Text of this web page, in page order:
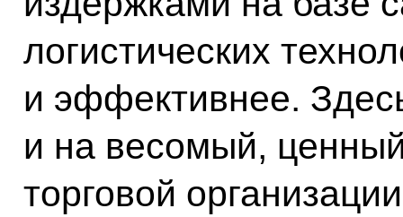
логистических
и эффективнее.
и на весомый,
торговой